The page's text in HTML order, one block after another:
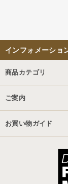
インフォメーショ
商品カテゴリ
ご案内
お買い物ガイド